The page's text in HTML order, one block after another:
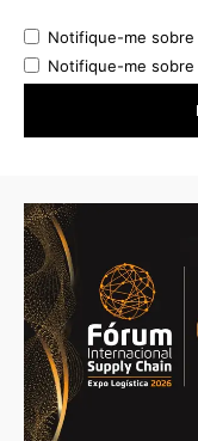
Notifique-me
Notifique-me sobre